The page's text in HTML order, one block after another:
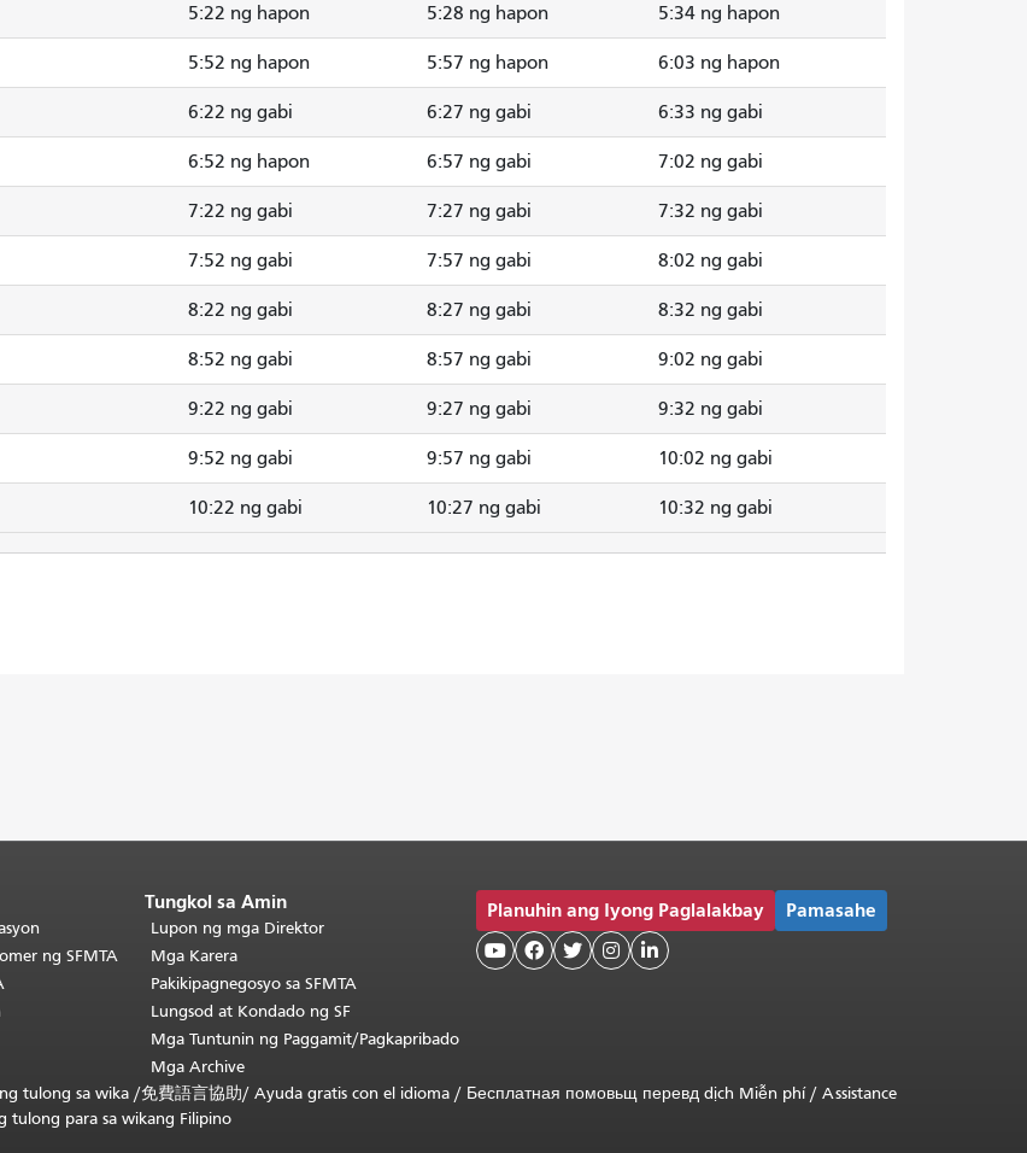
5:22 ng hapon 5:28 ng hapon 5:34 ng hapon
5:52 ng hapon 5:57 ng hapon 6:03 ng hapon
6:22 ng gabi 6:27 ng gabi 6:33 ng gabi
6:52 ng hapon 6:57 ng gabi 7:02 ng gabi
7:22 ng gabi 7:27 ng gabi 7:32 ng gabi
7:52 ng gabi 7:57 ng gabi 8:02 ng gabi
8:22 ng gabi 8:27 ng gabi 8:32 ng gabi
8:52 ng gabi 8:57 ng gabi 9:02 ng gabi
9:22 ng gabi 9:27 ng gabi 9:32 ng gabi
9:52 ng gabi 9:57 ng gabi 10:02 ng gabi
10:22 ng gabi 10:27 ng gabi 10:32 ng gabi
ng SFMTA
Tungkol sa Amin
Lupon ng mga Direktor
Mga Karera
Pakikipagnegosyo sa SFMTA
Lungsod at Kondado ng SF
Mga Tuntunin ng Paggamit/Pagkapribado
Mga Archive
Planuhin ang Iyong Paglalakbay Pamasahe
    
tulong sa wika /免費語言協助/ Ayuda gratis con el idioma / Бесплатная помовьщ перевд dịch Miễn phí/ Assistance
tulong para sa wikang Filipino